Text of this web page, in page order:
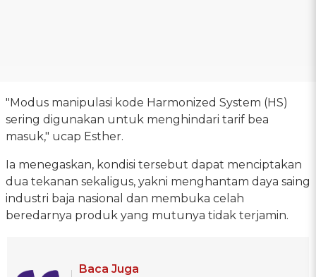
"Modus manipulasi kode Harmonized System (HS)
sering digunakan untuk menghindari tarif bea
masuk," ucap Esther.
Ia menegaskan, kondisi tersebut dapat menciptakan
dua tekanan sekaligus, yakni menghantam daya saing
industri baja nasional dan membuka celah
beredarnya produk yang mutunya tidak terjamin.
Baca Juga